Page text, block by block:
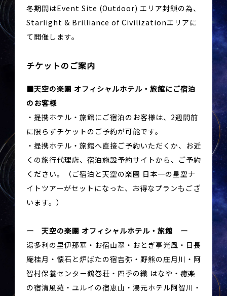
冬期間はEvent Site (Outdoor) エリア封鎖の為、
Starlight & Brilliance of Civilizationエリアに
て開催します。
チケットのご案内
天空の楽園 オフィシャルホテル・旅館にご宿泊
のお客様
・提携ホテル・旅館にご宿泊のお客様は、2週間前
に限らずチケットのご予約が可能です。
・提携ホテル・旅館へ直接ご予約いただくか、お近
くの旅行代理店、宿泊施設予約サイトから、ご予約
ください。（ご宿泊と天空の楽園 日本一の星空ナ
イトツアーがセットになった、お得なプランもござ
います。）
ー 天空の楽園 オフィシャルホテル・旅館 ー
湯多利の里伊那華・お宿山翠・おとぎ亭光風・日長
庵桂月・懐石と炉ばたの宿吉弥・野熊の庄月川・阿
智村保養センター鶴巻荘・四季の織 はなや・癒楽
の宿清風苑・ユルイの宿恵山・湯元ホテル阿智川・